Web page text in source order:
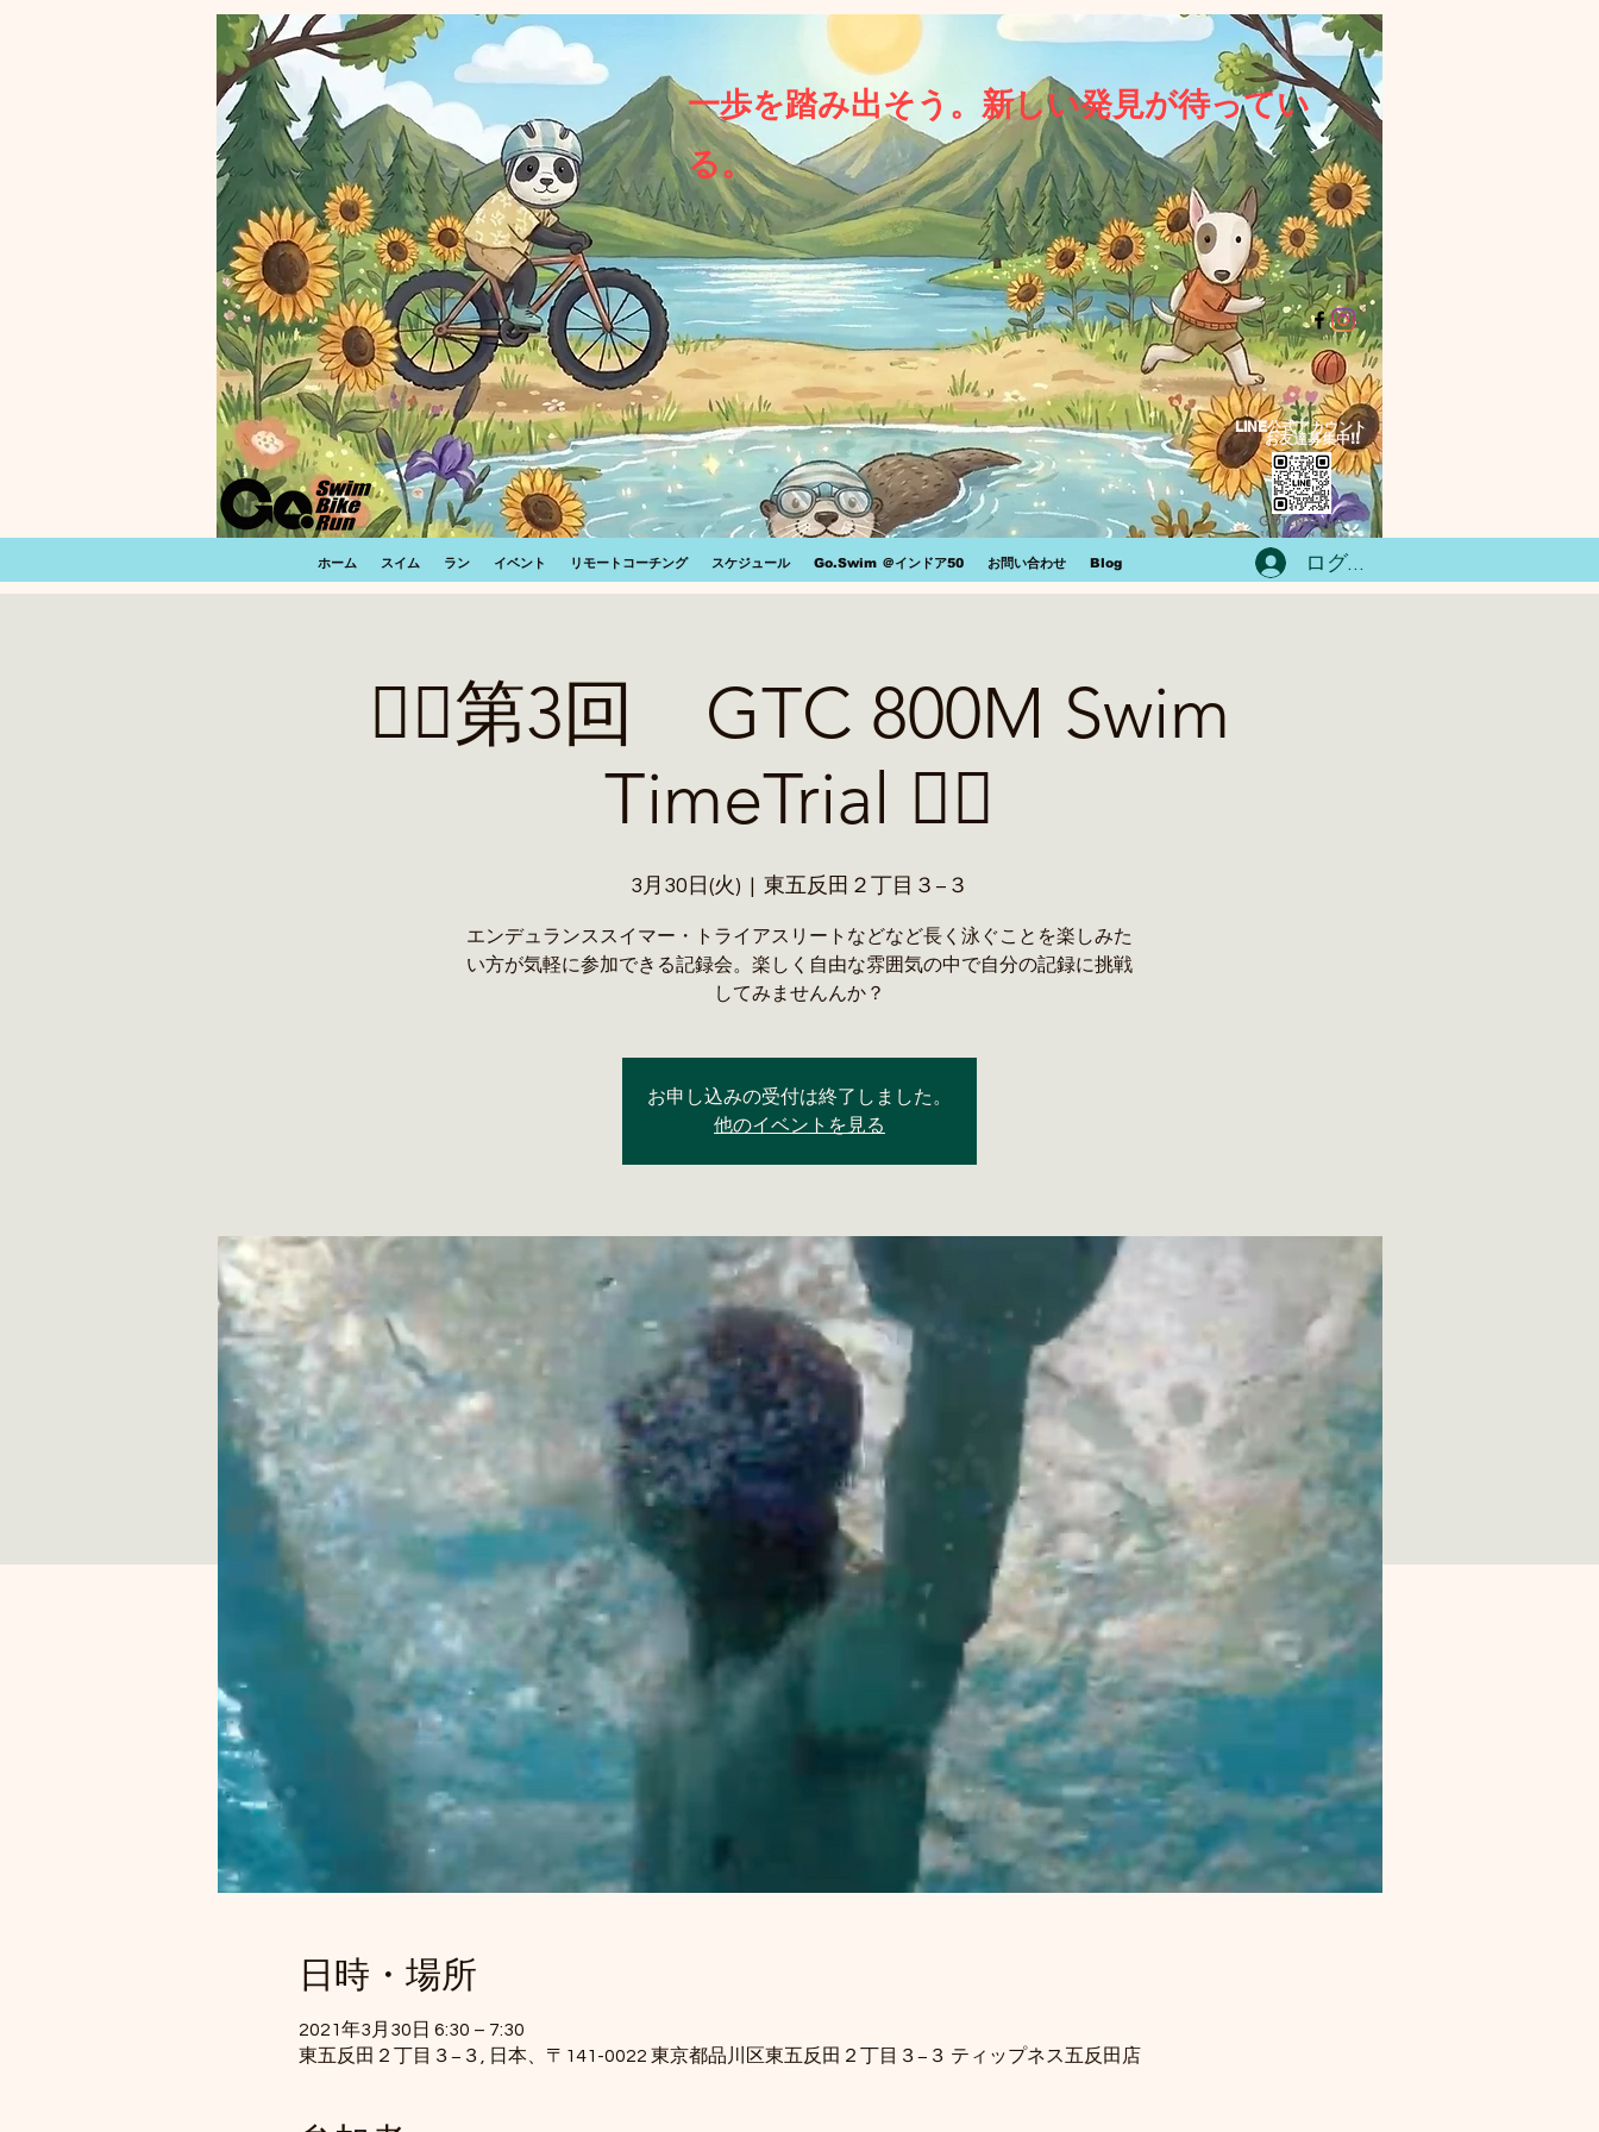
一歩を踏み出そう。新しい発見が待ってい
る。
LINE公式アカウント​
お友達募集中!!
ホーム スイム ラン イベント リモートコーチング スケジュール Go.Swim ＠インドア50 お問い合わせ Blog ログイン
🏊‍♂️第3回 GTC 800M Swim
TimeTrial 🏊‍♂️
3月30日(火)
  |
東五反田２丁目３−３
エンデュランススイマー・トライアスリートなどなど長く泳ぐことを楽しみた
い方が気軽に参加できる記録会。楽しく自由な雰囲気の中で自分の記録に挑戦
お申し込みの受付は終了しました。
他のイベントを見る
日時・場所
2021年3月30日 6:30 – 7:30
東五反田２丁目３−３, 日本、〒141-0022 東京都品川区東五反田２丁目３−３ ティップネス五反田店